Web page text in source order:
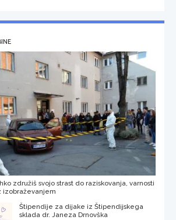
združiš svojo strast do raziskovanja, varnosti
izobraževanjem
Štipendije za dijake iz Štipendijskega
sklada dr. Janeza Drnovška